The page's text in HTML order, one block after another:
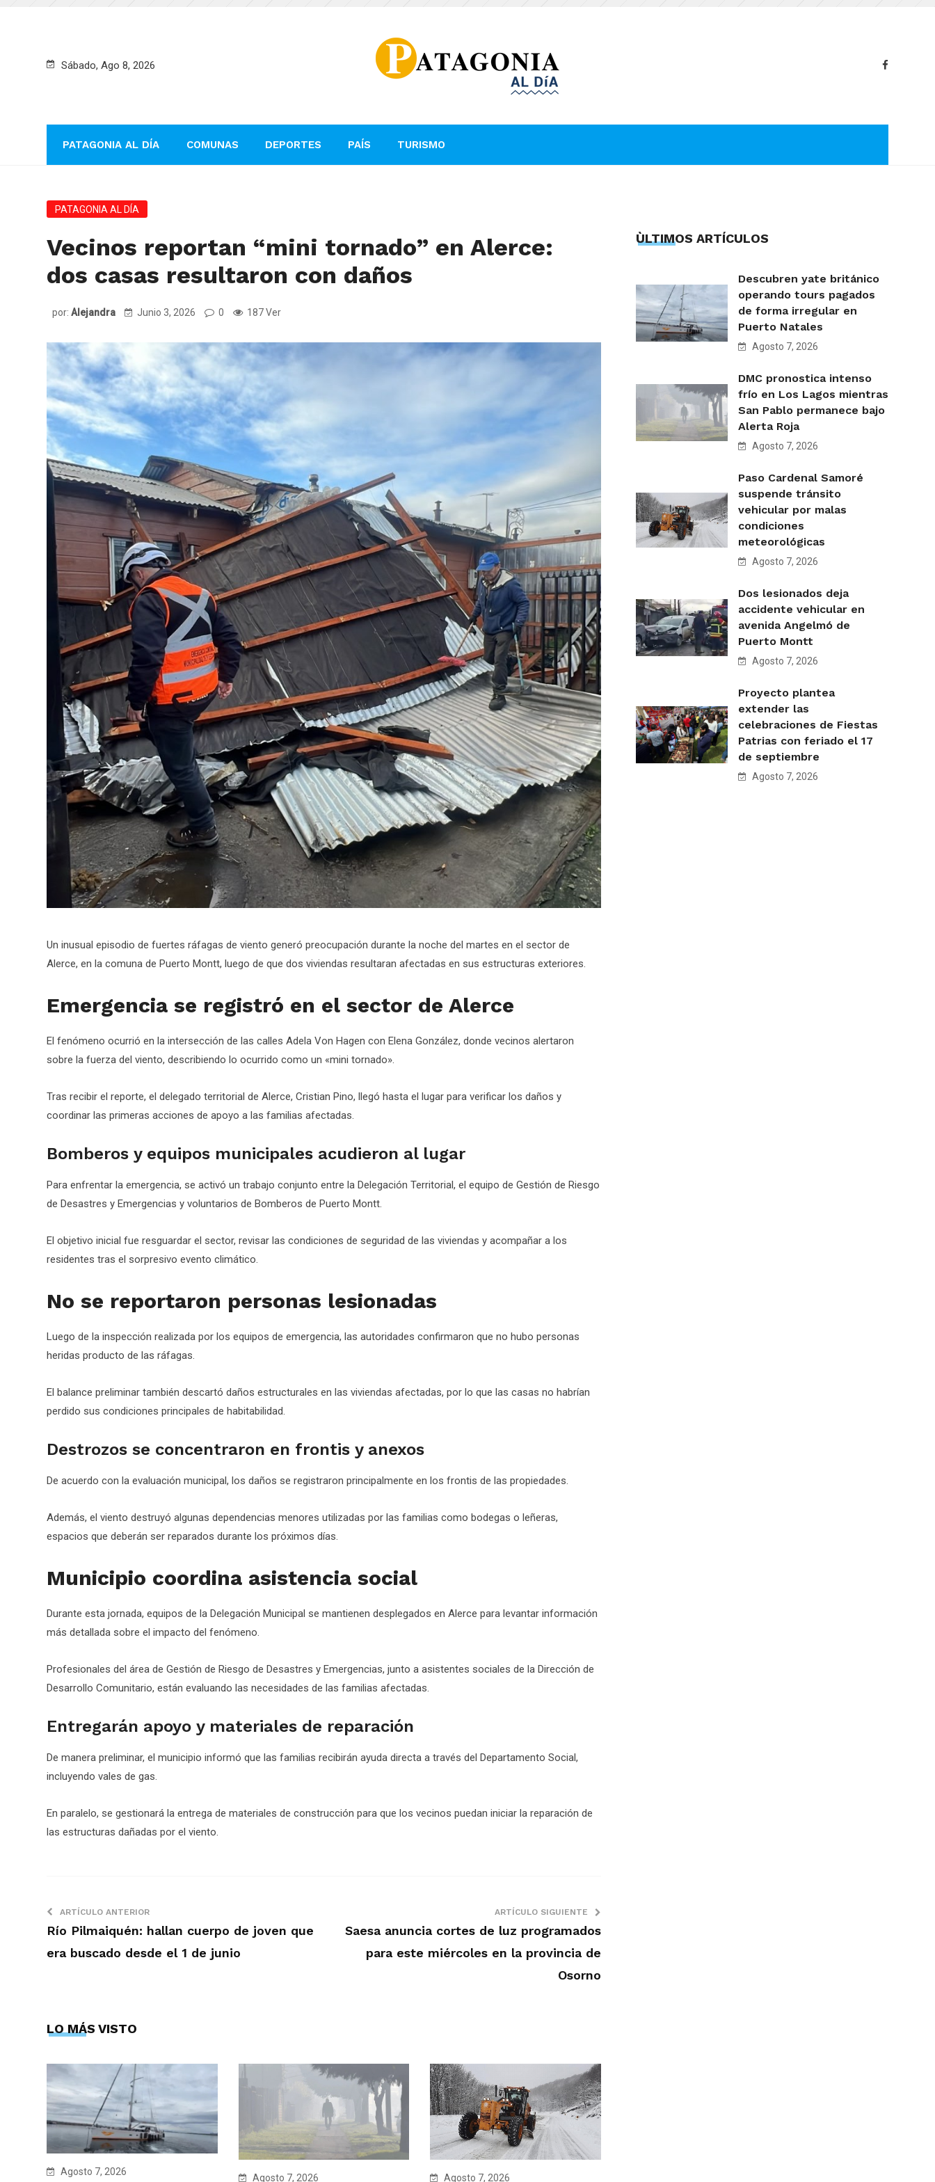
Sábado, Ago 8, 2026
PATAGONIA AL DÍA COMUNAS DEPORTES PAÍS TURISMO
PATAGONIA AL DÍA
Vecinos reportan “mini tornado” en Alerce:
dos casas resultaron con daños
por: Alejandra Junio 3, 2026 0 187 Ver
Un inusual episodio de fuertes ráfagas de viento generó preocupación durante la noche del martes en el sector de
Alerce, en la comuna de Puerto Montt, luego de que dos viviendas resultaran afectadas en sus estructuras exteriores.
Emergencia se registró en el sector de Alerce
El fenómeno ocurrió en la intersección de las calles Adela Von Hagen con Elena González, donde vecinos alertaron
sobre la fuerza del viento, describiendo lo ocurrido como un «mini tornado».
Tras recibir el reporte, el delegado territorial de Alerce, Cristian Pino, llegó hasta el lugar para verificar los daños y
coordinar las primeras acciones de apoyo a las familias afectadas.
Bomberos y equipos municipales acudieron al lugar
Para enfrentar la emergencia, se activó un trabajo conjunto entre la Delegación Territorial, el equipo de Gestión de Riesgo
de Desastres y Emergencias y voluntarios de Bomberos de Puerto Montt.
El objetivo inicial fue resguardar el sector, revisar las condiciones de seguridad de las viviendas y acompañar a los
residentes tras el sorpresivo evento climático.
No se reportaron personas lesionadas
Luego de la inspección realizada por los equipos de emergencia, las autoridades confirmaron que no hubo personas
heridas producto de las ráfagas.
El balance preliminar también descartó daños estructurales en las viviendas afectadas, por lo que las casas no habrían
perdido sus condiciones principales de habitabilidad.
Destrozos se concentraron en frontis y anexos
De acuerdo con la evaluación municipal, los daños se registraron principalmente en los frontis de las propiedades.
Además, el viento destruyó algunas dependencias menores utilizadas por las familias como bodegas o leñeras,
espacios que deberán ser reparados durante los próximos días.
Municipio coordina asistencia social
Durante esta jornada, equipos de la Delegación Municipal se mantienen desplegados en Alerce para levantar información
más detallada sobre el impacto del fenómeno.
Profesionales del área de Gestión de Riesgo de Desastres y Emergencias, junto a asistentes sociales de la Dirección de
Desarrollo Comunitario, están evaluando las necesidades de las familias afectadas.
Entregarán apoyo y materiales de reparación
De manera preliminar, el municipio informó que las familias recibirán ayuda directa a través del Departamento Social,
incluyendo vales de gas.
En paralelo, se gestionará la entrega de materiales de construcción para que los vecinos puedan iniciar la reparación de
las estructuras dañadas por el viento.
ARTÍCULO ANTERIOR
Río Pilmaiquén: hallan cuerpo de joven que
era buscado desde el 1 de junio
ARTÍCULO SIGUIENTE
Saesa anuncia cortes de luz programados
para este miércoles en la provincia de
Osorno
LO MÁS VISTO
Agosto 7, 2026
Agosto 7, 2026 Agosto 7, 2026
ÙLTIMOS ARTÍCULOS
Descubren yate británico
operando tours pagados
de forma irregular en
Puerto Natales
Agosto 7, 2026
DMC pronostica intenso
frío en Los Lagos mientras
San Pablo permanece bajo
Alerta Roja
Agosto 7, 2026
Paso Cardenal Samoré
suspende tránsito
vehicular por malas
condiciones
meteorológicas
Agosto 7, 2026
Dos lesionados deja
accidente vehicular en
avenida Angelmó de
Puerto Montt
Agosto 7, 2026
Proyecto plantea
extender las
celebraciones de Fiestas
Patrias con feriado el 17
de septiembre
Agosto 7, 2026